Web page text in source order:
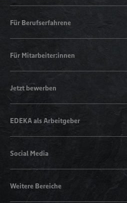
Für Berufserfahrene
Für Mitarbeiter:innen
Jetzt bewerben
EDEKA als Arbeitgeber
Social Media
Weitere Bereiche